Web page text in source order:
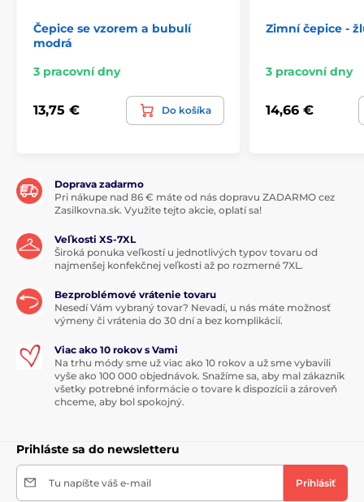
Čepice se vzorem a bubulí
modrá
3 pracovní dny
13,75 € Do košíka
Zimní čepice -
3 pracovní dny
14,66 €
Doprava zadarmo
Pri nákupe nad 86 € máte od nás dopravu ZADARMO cez
Zasilkovna.sk. Využite tejto akcie, oplatí sa!
Veľkosti XS-7XL
Široká ponuka veľkostí u jednotlivých typov tovaru od
najmenšej konfekčnej veľkosti až po rozmerné 7XL.
Bezproblémové vrátenie tovaru
Nesedí Vám vybraný tovar? Nevadí, u nás máte možnosť
výmeny či vrátenia do 30 dní a bez komplikácií.
Viac ako 10 rokov s Vami
Na trhu módy sme už viac ako 10 rokov a už sme vybavili
vyše ako 100 000 objednávok. Snažíme sa, aby mal zákazník
všetky potrebné informácie o tovare k dispozícii a zároveň
chceme, aby bol spokojný.
Prihláste sa do newsletteru
Tu napíšte váš e-mail Prihlásiť